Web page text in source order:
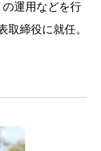
運用などを行
取締役に就任。